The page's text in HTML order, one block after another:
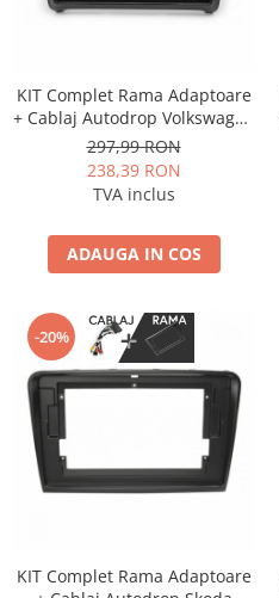
KIT Complet Rama Adaptoare
+ Cablaj Autodrop Volkswagen
Polo (2012-2016) pentru
Navigatie Multimedia Android
9 inch
297,99 RON
238,39 RON
TVA inclus
ADAUGA IN COS
-20%
KIT Complet Rama Adaptoare